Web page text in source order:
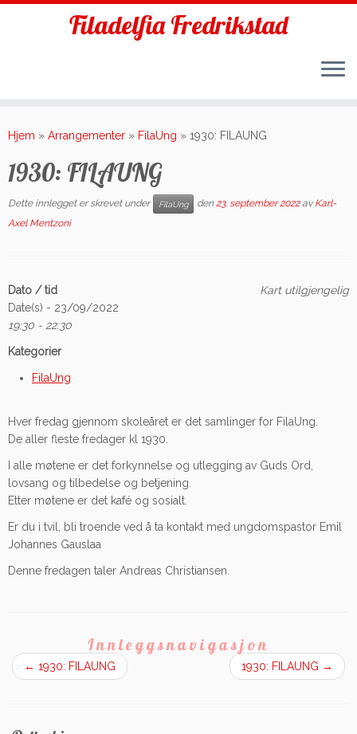
to
Filadelfia Fredrikstad
Hjem » Arrangementer » FilaUng » 1930: FILAUNG
1930: FILAUNG
Dette innlegget er skrevet under FilaUng den23. september 2022 avKarl-
Axel Mentzoni
Kart utilgjengelig
Dato / tid
Date(s) - 23/09/2022
19:30 - 22:30
Kategorier
FilaUng
Hver fredag gjennom skoleåret er det samlinger for FilaUng.
De aller fleste fredager kl 1930.
I alle møtene er det forkynnelse og utlegging av Guds Ord,
lovsang og tilbedelse og betjening.
Etter møtene er det kafé og sosialt.
Er du i tvil, bli troende ved å ta kontakt med ungdomspastor Emil
Johannes Gauslaa
Denne fredagen taler Andreas Christiansen.
Innleggsnavigasjon
← 1930: FILAUNG 1930: FILAUNG →